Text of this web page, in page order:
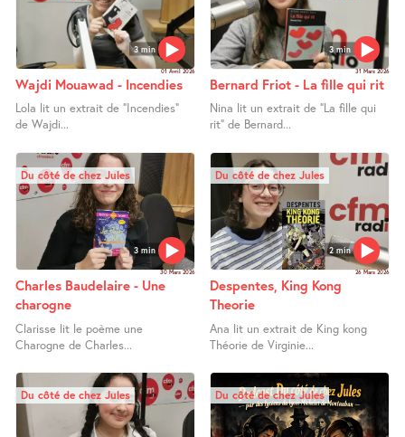
3 min
01 Avril 2026
Wajdi Mouawad - Incendies
Lola lit un extrait de "Incendies"
de Wajdi...
3 min
31 Mars 2026
Bernard Friot - La fille qui rit
Nina lit un extrait de "La fille qui
rit" de Bernard...
3 min
Du côté de chez Jules
30 Mars 2026
Charles Baudelaire - Une
charogne
Clarisse lit le poème une
Charogne de Charles...
2 min
Du côté de chez Jules
26 Mars 2026
Despentes, King Kong
Theorie
Ana lit un extrait de King kong
Théorie de Virginie...
Du côté de chez Jules Du côté de chez Jules